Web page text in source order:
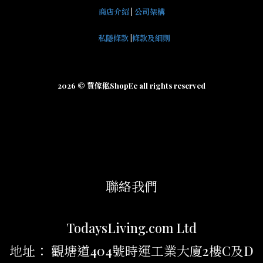
商店介紹| 公司架構
私隱條款 條款及細則
2026 © 買傢俬ShopEc all rights reserved
聯絡我們
TodaysLiving.com Ltd
地址： 觀塘道404號時運工業大廈2樓C及D